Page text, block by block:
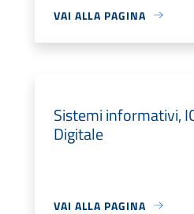
VAI ALLA PAGINA
Sistemi informativi,
Digitale
VAI ALLA PAGINA